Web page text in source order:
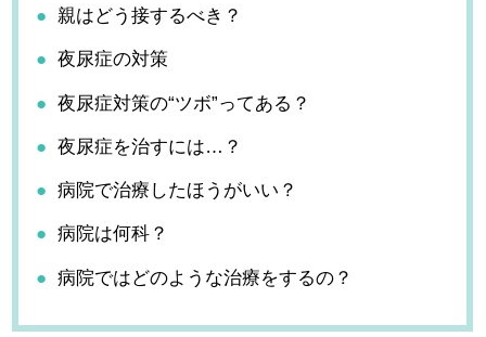
親はどう接するべき？
夜尿症の対策
夜尿症対策の“ツボ”ってある？
夜尿症を治すには…？
病院で治療したほうがいい？
病院は何科？
病院ではどのような治療をするの？